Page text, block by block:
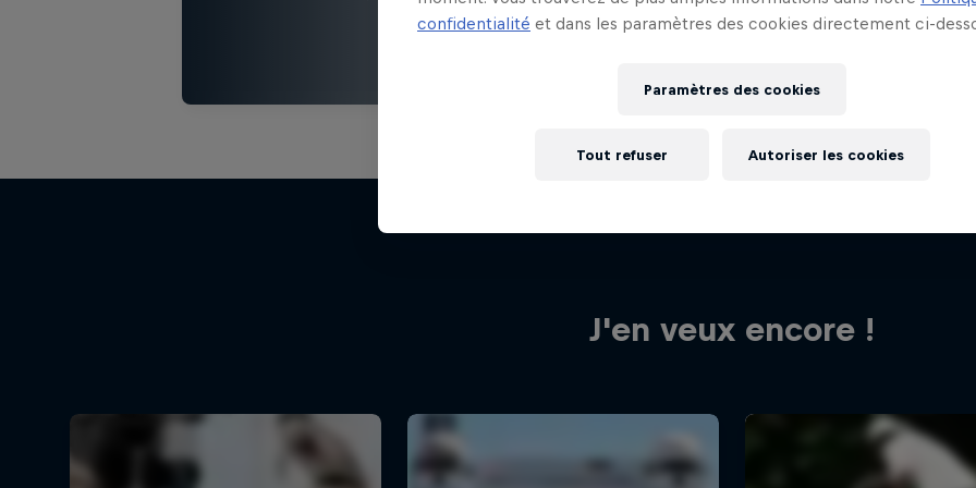
J'en veux encore !
confidentialité et dans les paramètres des cookies directement ci-
Paramètres des cookies
Tout refuser Autoriser les cookies